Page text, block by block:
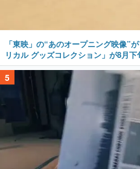
「東映」の“あのオープニング映像”
リカル グッズコレクション」が8月
5